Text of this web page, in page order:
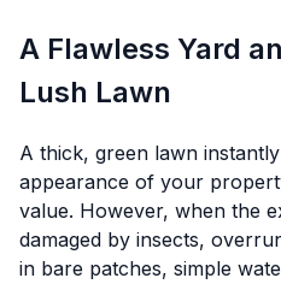
A Flawless Yard
Lush Lawn
A thick, green lawn
appearance of your
value. However, when the
damaged by insects,
in bare patches, simple